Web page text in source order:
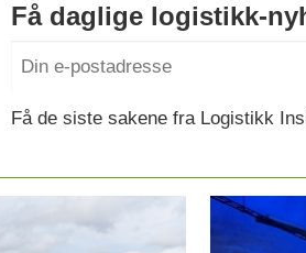
Få daglige logistikk-
Få de siste sakene fra Logistikk